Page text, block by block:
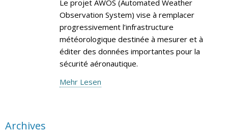
Le projet AWOS (Automated Weather
Observation System) vise à remplacer
progressivement l’infrastructure
météorologique destinée à mesurer et à
éditer des données importantes pour la
sécurité aéronautique.
Mehr Lesen
Archives